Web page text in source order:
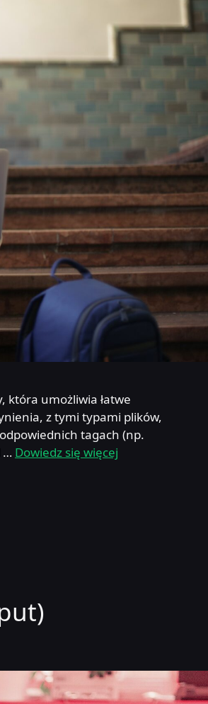
która umożliwia łatwe
z tymi typami plików,
tagach (np.
… Dowiedz się więcej